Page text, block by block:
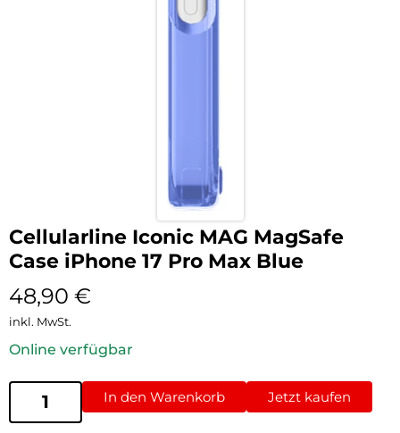
Cellularline Iconic MAG MagSafe
Case iPhone 17 Pro Max Blue
48,90 €
inkl. MwSt.
Online verfügbar
In den Warenkorb Jetzt kaufen